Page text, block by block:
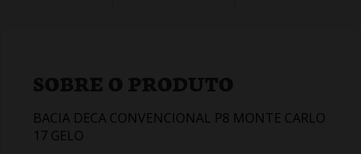
SOBRE O PRODUTO
BACIA DECA CONVENCIONAL P8 MONTE CARLO
17 GELO